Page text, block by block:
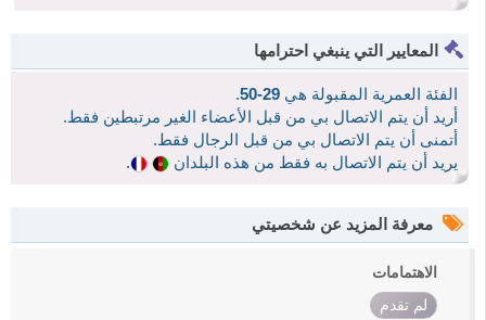
المعايير التي ينبغي احترامها
الفئة العمرية المقبولة هي 29-50
.
أريد أن يتم الاتصال بي من قبل الأعضاء الغير مرتبطين فقط.
أتمنى أن يتم الاتصال بي من قبل الرجال فقط.
يريد أن يتم الاتصال به فقط من هذه البلدان
.
معرفة المزيد عن شخصيتي
الاهتمامات
لم تقدم